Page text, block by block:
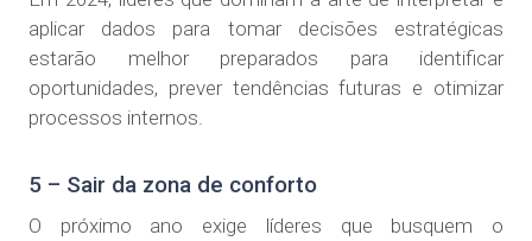
aplicar dados para tomar decisões estratégicas
estarão melhor preparados para identificar
oportunidades, prever tendências futuras e otimizar
processos internos.
5 – Sair da zona de conforto
O próximo ano exige líderes que busquem o